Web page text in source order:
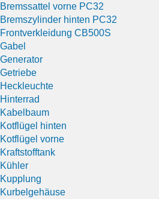
Bremssattel vorne PC32
Bremszylinder hinten PC32
Frontverkleidung CB500S
Gabel
Generator
Getriebe
Heckleuchte
Hinterrad
Kabelbaum
Kotflügel hinten
Kotflügel vorne
Kraftstofftank
Kühler
Kupplung
Kurbelgehäuse